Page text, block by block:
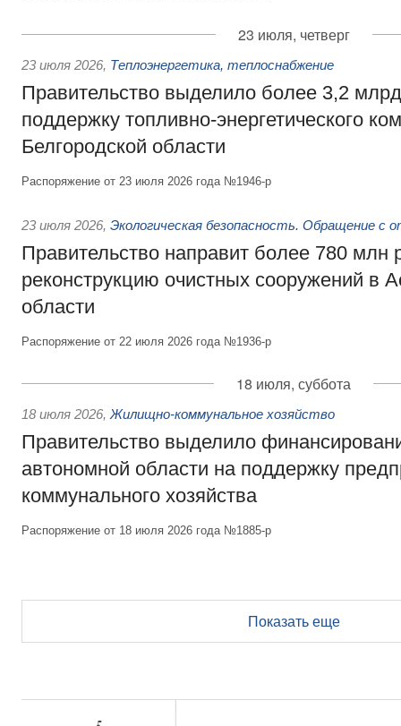
23 июля, четверг
23 июля 2026, Теплоэнергетика, теплоснабжение
Правительство выделило более 3,2
поддержку топливно-энергетического
Белгородской области
Распоряжение от 23 июля 2026 года №1946-р
23 июля 2026, Экологическая безопасность. Обращение с
Правительство направит более 780 млн
реконструкцию очистных сооружений в
области
Распоряжение от 22 июля 2026 года №1936-р
18 июля, суббота
18 июля 2026, Жилищно-коммунальное хозяйство
Правительство выделило
автономной области на поддержку
коммунального хозяйства
Распоряжение от 18 июля 2026 года №1885-р
Показать еще